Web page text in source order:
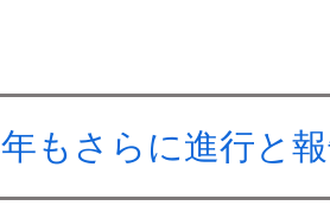
もさらに進行と